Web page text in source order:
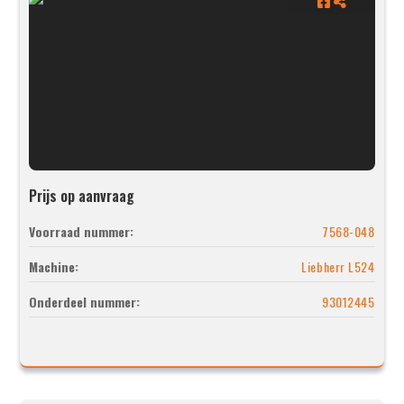
Prijs op aanvraag
Voorraad nummer:
7568-048
Machine:
Liebherr L524
Onderdeel nummer:
93012445